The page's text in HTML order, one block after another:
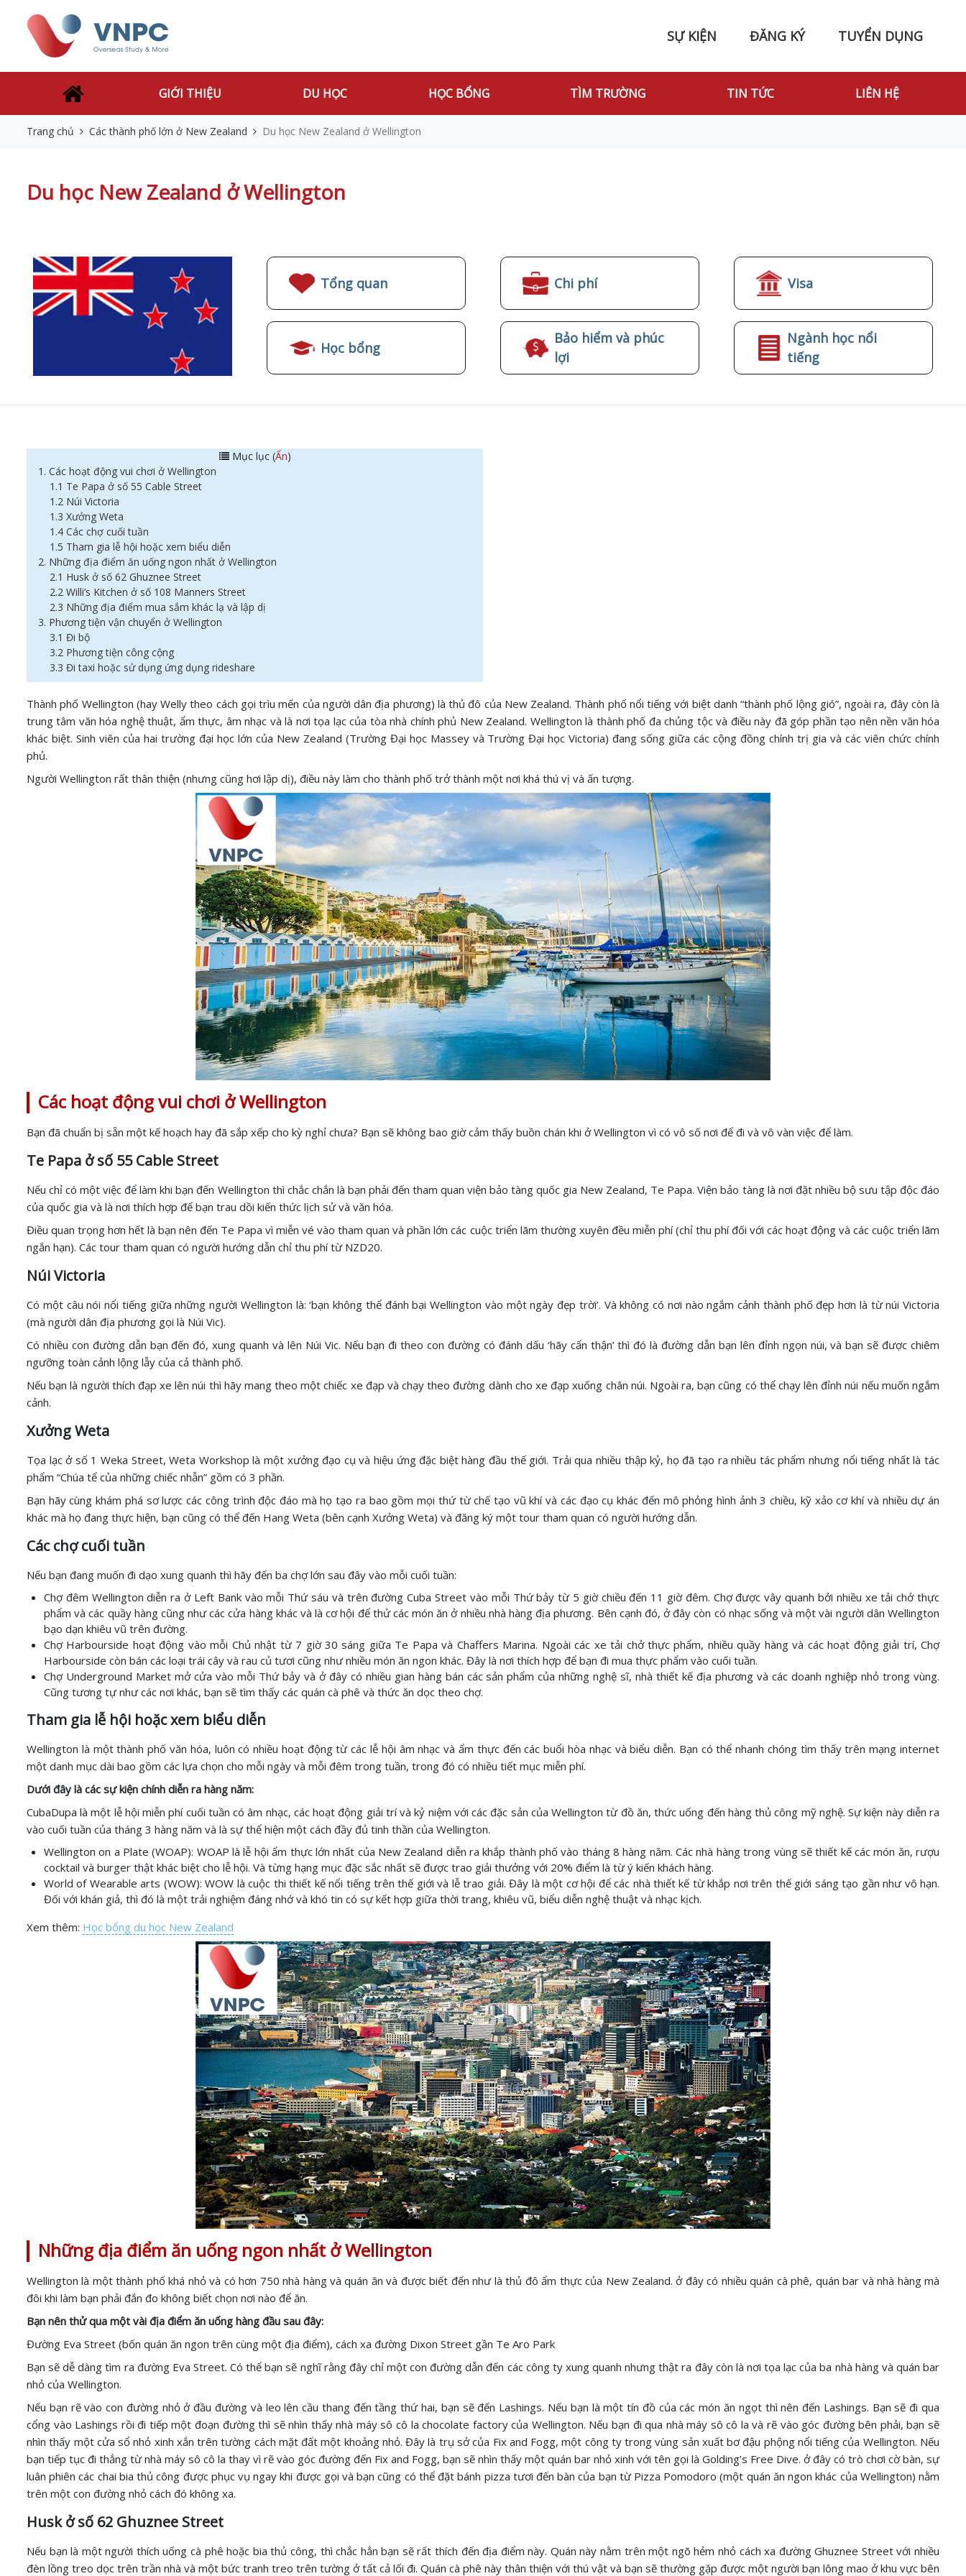
SỰ KIỆN ĐĂNG KÝ TUYỂN DỤNG
GIỚI THIỆU DU HỌC HỌC BỔNG TÌM TRƯỜNG TIN TỨC LIÊN HỆ
Trang chủ Các thành phố lớn ở New Zealand Du học New Zealand ở Wellington
Du học New Zealand ở Wellington
Tổng quan
Học bổng
Chi phí
Bảo hiểm và phúc
lợi
Visa
Ngành học nổi
tiếng
Mục lục (Ẩn)
1. Các hoạt động vui chơi ở Wellington
1.1 Te Papa ở số 55 Cable Street
1.2 Núi Victoria
1.3 Xưởng Weta
1.4 Các chợ cuối tuần
1.5 Tham gia lễ hội hoặc xem biểu diễn
2. Những địa điểm ăn uống ngon nhất ở Wellington
2.1 Husk ở số 62 Ghuznee Street
2.2 Willi’s Kitchen ở số 108 Manners Street
2.3 Những địa điểm mua sắm khác lạ và lập dị
3. Phương tiện vận chuyển ở Wellington
3.1 Đi bộ
3.2 Phương tiện công cộng
3.3 Đi taxi hoặc sử dụng ứng dụng rideshare
Thành phố Wellington (hay Welly theo cách gọi trìu mến của người dân địa phương) là thủ đô của New Zealand. Thành phố nổi tiếng với biệt danh “thành phố lộng gió”, ngoài ra, đây còn là
trung tâm văn hóa nghệ thuật, ẩm thực, âm nhạc và là nơi tọa lạc của tòa nhà chính phủ New Zealand. Wellington là thành phố đa chủng tộc và điều này đã góp phần tạo nên nền văn hóa
khác biệt. Sinh viên của hai trường đại học lớn của New Zealand (Trường Đại học Massey và Trường Đại học Victoria) đang sống giữa các cộng đồng chính trị gia và các viên chức chính
phủ.
Người Wellington rất thân thiện (nhưng cũng hơi lập dị), điều này làm cho thành phố trở thành một nơi khá thú vị và ấn tượng.
Các hoạt động vui chơi ở Wellington
Bạn đã chuẩn bị sẵn một kế hoạch hay đã sắp xếp cho kỳ nghỉ chưa? Bạn sẽ không bao giờ cảm thấy buồn chán khi ở Wellington vì có vô số nơi để đi và vô vàn việc để làm.
Te Papa ở số 55 Cable Street
Nếu chỉ có một việc để làm khi bạn đến Wellington thì chắc chắn là bạn phải đến tham quan viện bảo tàng quốc gia New Zealand, Te Papa. Viện bảo tàng là nơi đặt nhiều bộ sưu tập độc đáo
của quốc gia và là nơi thích hợp để bạn trau dồi kiến thức lịch sử và văn hóa.
Điều quan trọng hơn hết là bạn nên đến Te Papa vì miễn vé vào tham quan và phần lớn các cuộc triển lãm thường xuyên đều miễn phí (chỉ thu phí đối với các hoạt động và các cuộc triển lãm
ngắn hạn). Các tour tham quan có người hướng dẫn chỉ thu phí từ NZD20.
Núi Victoria
Có một câu nói nổi tiếng giữa những người Wellington là: ‘bạn không thể đánh bại Wellington vào một ngày đẹp trời’. Và không có nơi nào ngắm cảnh thành phố đẹp hơn là từ núi Victoria
(mà người dân địa phương gọi là Núi Vic).
Có nhiều con đường dẫn bạn đến đó, xung quanh và lên Núi Vic. Nếu bạn đi theo con đường có đánh dấu ‘hãy cẩn thận’ thì đó là đường dẫn bạn lên đỉnh ngọn núi, và bạn sẽ được chiêm
ngưỡng toàn cảnh lộng lẫy của cả thành phố.
Nếu bạn là người thích đạp xe lên núi thì hãy mang theo một chiếc xe đạp và chạy theo đường dành cho xe đạp xuống chân núi. Ngoài ra, bạn cũng có thể chạy lên đỉnh núi nếu muốn ngắm
cảnh.
Xưởng Weta
Tọa lạc ở số 1 Weka Street, Weta Workshop là một xưởng đạo cụ và hiệu ứng đặc biệt hàng đầu thế giới. Trải qua nhiều thập kỷ, họ đã tạo ra nhiều tác phẩm nhưng nổi tiếng nhất là tác
phẩm “Chúa tể của những chiếc nhẫn” gồm có 3 phần.
Bạn hãy cùng khám phá sơ lược các công trình độc đáo mà họ tạo ra bao gồm mọi thứ từ chế tạo vũ khí và các đạo cụ khác đến mô phỏng hình ảnh 3 chiều, kỹ xảo cơ khí và nhiều dự án
khác mà họ đang thực hiện, bạn cũng có thể đến Hang Weta (bên cạnh Xưởng Weta) và đăng ký một tour tham quan có người hướng dẫn.
Các chợ cuối tuần
Nếu bạn đang muốn đi dạo xung quanh thì hãy đến ba chợ lớn sau đây vào mỗi cuối tuần:
Chợ đêm Wellington diễn ra ở Left Bank vào mỗi Thứ sáu và trên đường Cuba Street vào mỗi Thứ bảy từ 5 giờ chiều đến 11 giờ đêm. Chợ được vây quanh bởi nhiều xe tải chở thực
phẩm và các quầy hàng cũng như các cửa hàng khác và là cơ hội để thử các món ăn ở nhiều nhà hàng địa phương. Bên cạnh đó, ở đây còn có nhạc sống và một vài người dân Wellington
bạo dạn khiêu vũ trên đường.
Chợ Harbourside hoạt động vào mỗi Chủ nhật từ 7 giờ 30 sáng giữa Te Papa và Chaffers Marina. Ngoài các xe tải chở thực phẩm, nhiều quầy hàng và các hoạt động giải trí, Chợ
Harbourside còn bán các loại trái cây và rau củ tươi cũng như nhiều món ăn ngon khác. Đây là nơi thích hợp để bạn đi mua thực phẩm vào cuối tuần.
Chợ Underground Market mở cửa vào mỗi Thứ bảy và ở đây có nhiều gian hàng bán các sản phẩm của những nghệ sĩ, nhà thiết kế địa phương và các doanh nghiệp nhỏ trong vùng.
Cũng tương tự như các nơi khác, bạn sẽ tìm thấy các quán cà phê và thức ăn dọc theo chợ.
Tham gia lễ hội hoặc xem biểu diễn
Wellington là một thành phố văn hóa, luôn có nhiều hoạt động từ các lễ hội âm nhạc và ẩm thực đến các buổi hòa nhạc và biểu diễn. Bạn có thể nhanh chóng tìm thấy trên mạng internet
một danh mục dài bao gồm các lựa chọn cho mỗi ngày và mỗi đêm trong tuần, trong đó có nhiều tiết mục miễn phí.
Dưới đây là các sự kiện chính diễn ra hàng năm:
CubaDupa là một lễ hội miễn phí cuối tuần có âm nhạc, các hoạt động giải trí và kỷ niệm với các đặc sản của Wellington từ đồ ăn, thức uống đến hàng thủ công mỹ nghệ. Sự kiện này diễn ra
vào cuối tuần của tháng 3 hàng năm và là sự thể hiện một cách đầy đủ tinh thần của Wellington.
Wellington on a Plate (WOAP): WOAP là lễ hội ẩm thực lớn nhất của New Zealand diễn ra khắp thành phố vào tháng 8 hàng năm. Các nhà hàng trong vùng sẽ thiết kế các món ăn, rượu
cocktail và burger thật khác biệt cho lễ hội. Và từng hạng mục đặc sắc nhất sẽ được trao giải thưởng với 20% điểm là từ ý kiến khách hàng.
World of Wearable arts (WOW): WOW là cuộc thi thiết kế nổi tiếng trên thế giới và lễ trao giải. Đây là một cơ hội để các nhà thiết kế từ khắp nơi trên thế giới sáng tạo gần như vô hạn.
Đối với khán giả, thì đó là một trải nghiệm đáng nhớ và khó tin có sự kết hợp giữa thời trang, khiêu vũ, biểu diễn nghệ thuật và nhạc kịch.
Xem thêm: Học bổng du học New Zealand
Những địa điểm ăn uống ngon nhất ở Wellington
Wellington là một thành phố khá nhỏ và có hơn 750 nhà hàng và quán ăn và được biết đến như là thủ đô ẩm thực của New Zealand. ở đây có nhiều quán cà phê, quán bar và nhà hàng mà
đôi khi làm bạn phải đắn đo không biết chọn nơi nào để ăn.
Bạn nên thử qua một vài địa điểm ăn uống hàng đầu sau đây:
Đường Eva Street (bốn quán ăn ngon trên cùng một địa điểm), cách xa đường Dixon Street gần Te Aro Park
Bạn sẽ dễ dàng tìm ra đường Eva Street. Có thể bạn sẽ nghĩ rằng đây chỉ một con đường dẫn đến các công ty xung quanh nhưng thật ra đây còn là nơi tọa lạc của ba nhà hàng và quán bar
nhỏ của Wellington.
Nếu bạn rẽ vào con đường nhỏ ở đầu đường và leo lên cầu thang đến tầng thứ hai, bạn sẽ đến Lashings. Nếu bạn là một tín đồ của các món ăn ngọt thì nên đến Lashings. Bạn sẽ đi qua
cổng vào Lashings rồi đi tiếp một đoạn đường thì sẽ nhìn thấy nhà máy sô cô la chocolate factory của Wellington. Nếu bạn đi qua nhà máy sô cô la và rẽ vào góc đường bên phải, bạn sẽ
nhìn thấy một cửa sổ nhỏ xinh xắn trên tường cách mặt đất một khoảng nhỏ. Đây là trụ sở của Fix and Fogg, một công ty trong vùng sản xuất bơ đậu phộng nổi tiếng của Wellington. Nếu
bạn tiếp tục đi thẳng từ nhà máy sô cô la thay vì rẽ vào góc đường đến Fix and Fogg, bạn sẽ nhìn thấy một quán bar nhỏ xinh với tên gọi là Golding’s Free Dive. ở đây có trò chơi cờ bàn, sự
luân phiên các chai bia thủ công được phục vụ ngay khi được gọi và bạn cũng có thể đặt bánh pizza tươi đến bàn của bạn từ Pizza Pomodoro (một quán ăn ngon khác của Wellington) nằm
trên một con đường nhỏ cách đó không xa.
Husk ở số 62 Ghuznee Street
Nếu bạn là một người thích uống cà phê hoặc bia thủ công, thì chắc hẳn bạn sẽ rất thích đến địa điểm này. Quán này nằm trên một ngõ hẻm nhỏ cách xa đường Ghuznee Street với nhiều
đèn lồng treo dọc trên trần nhà và một bức tranh treo trên tường ở tất cả lối đi. Quán cà phê này thân thiện với thú vật và bạn sẽ thường gặp được một người bạn lông mao ở khu vực bên